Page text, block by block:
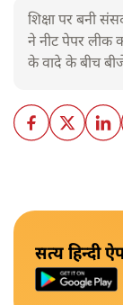
शिक्षा पर बनी
ने नीट पेपर लीक
के वादे के बीच
सत्य हिन्दी